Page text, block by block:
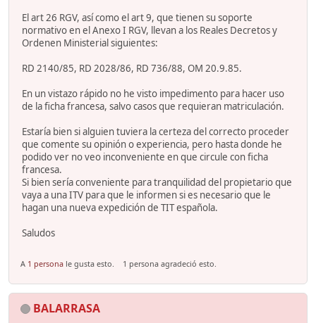
El art 26 RGV, así como el art 9, que tienen su soporte
normativo en el Anexo I RGV, llevan a los Reales Decretos y
Ordenen Ministerial siguientes:
RD 2140/85, RD 2028/86, RD 736/88, OM 20.9.85.
En un vistazo rápido no he visto impedimento para hacer uso
de la ficha francesa, salvo casos que requieran matriculación.
Estaría bien si alguien tuviera la certeza del correcto proceder
que comente su opinión o experiencia, pero hasta donde he
podido ver no veo inconveniente en que circule con ficha
francesa.
Si bien sería conveniente para tranquilidad del propietario que
vaya a una ITV para que le informen si es necesario que le
hagan una nueva expedición de TIT española.
Saludos
A 1 persona le gusta esto. 1 persona agradeció esto.
BALARRASA